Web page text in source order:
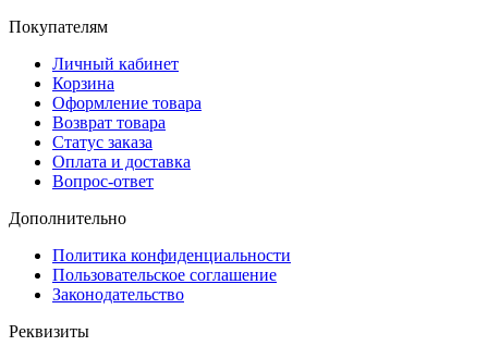
Покупателям
Личный кабинет
Корзина
Оформление товара
Возврат товара
Статус заказа
Оплата и доставка
Вопрос-ответ
Дополнительно
Политика конфиденциальности
Пользовательское соглашение
Законодательство
Реквизиты